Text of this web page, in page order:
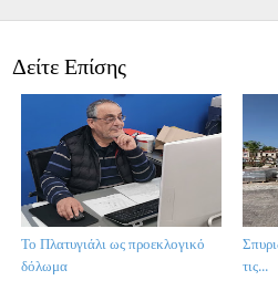
Δείτε Επίσης
τις...
Το Πλατυγιάλι ως προεκλογικό
δόλωμα